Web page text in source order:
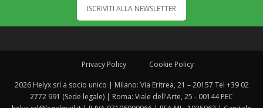
ISCRIVITI ALLA NEWSLETTER
Privacy Policy Cookie Policy
2026 Helyx srl a socio unico | Milano: Via Eritrea, 21 – 20157 Tel +39 02
2772 991 (Sede legale) | Roma: Viale dell'Arte, 25 - 00144 PEC